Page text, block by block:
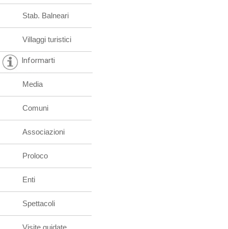
Stab. Balneari
Villaggi turistici
Informarti
Media
Comuni
Associazioni
Proloco
Enti
Spettacoli
Visite guidate